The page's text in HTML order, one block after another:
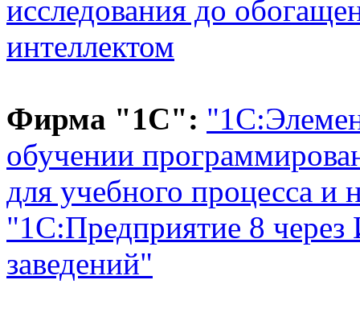
исследования до
интеллектом
Фирма "1С":
обучении
для учебного процесса и
"1С:Предприятие 8 через
заведений"